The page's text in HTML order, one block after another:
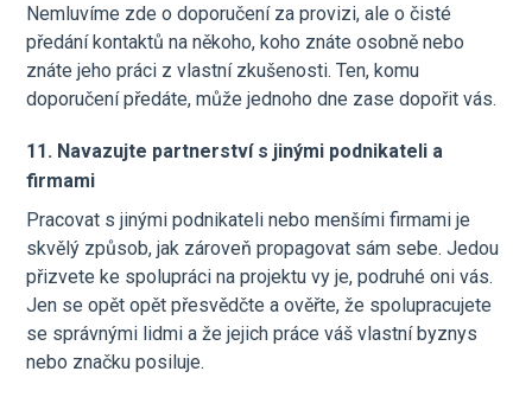
Nemluvíme zde o doporučení za provizi, ale o čisté
předání kontaktů na někoho, koho znáte osobně nebo
znáte jeho práci z vlastní zkušenosti. Ten, komu
doporučení předáte, může jednoho dne zase dopořit vás.
11. Navazujte partnerství s jinými podnikateli a
firmami
Pracovat s jinými podnikateli nebo menšími firmami je
skvělý způsob, jak zároveň propagovat sám sebe. Jedou
přizvete ke spolupráci na projektu vy je, podruhé oni vás.
Jen se opět opět přesvědčte a ověřte, že spolupracujete
se správnými lidmi a že jejich práce váš vlastní byznys
nebo značku posiluje.